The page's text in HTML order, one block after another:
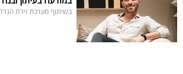
שיתופי
פעולה
בשיתוף מערכת זירת